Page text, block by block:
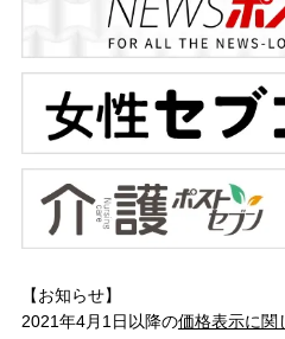
【お知らせ】
2021年4月1日以降の価格表示に関